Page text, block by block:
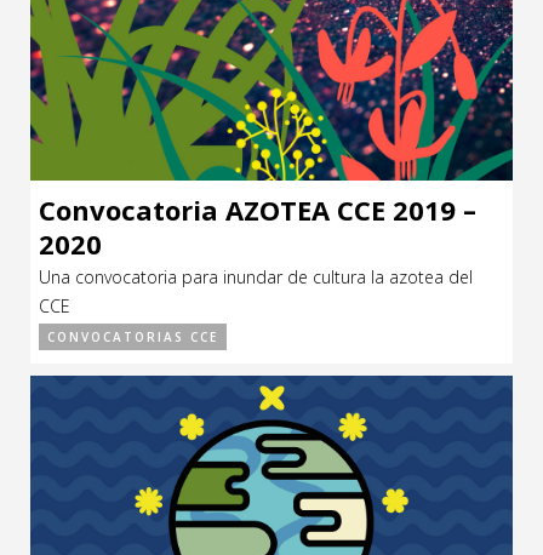
Convocatoria AZOTEA CCE 2019 –
2020
Una convocatoria para inundar de cultura la azotea del
CCE
CONVOCATORIAS CCE